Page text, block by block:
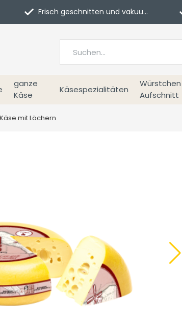
ganze
Käse
Käsespezialitäten
Aufschnitt
Frisch geschnitten und vakuumverpackt.
mit Löchern